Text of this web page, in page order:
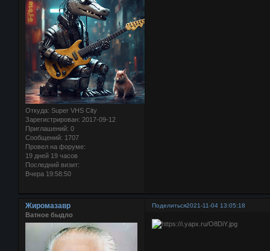
Откуда: Super VHS City
Зарегистрирован: 2017-09-12
Приглашений: 0
Сообщений: 1707
Провел на форуме:
19 дней 19 часов
Последний визит:
Вчера 19:58:50
Поделиться2021-11-04 13:05:18
Жиромазавр
Ватное быдло